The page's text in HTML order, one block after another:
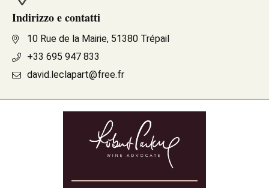
Indirizzo e contatti
10 Rue de la Mairie, 51380 Trépail
+33 695 947 833
david.leclapart@free.fr